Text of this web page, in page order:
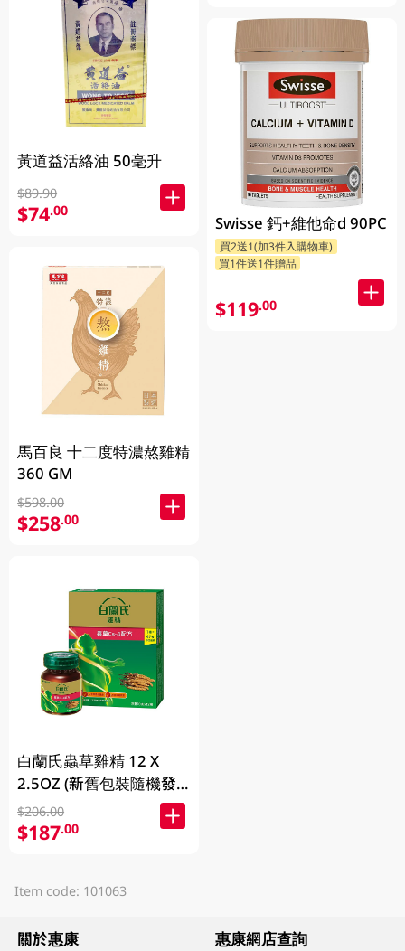
黃道益活絡油 50毫升
$89.90
$74.00
馬百良 十二度特濃熬雞精
360 GM
$598.00
$258.00
白蘭氏蟲草雞精 12 X
2.5OZ (新舊包裝隨機發
放)
$206.00
$187.00
Swisse 鈣+維他命d 90PC
買2送1(加3件入購物車)
買1件送1件贈品
$119.00
Item code: 101063
關於惠康 惠康網店查詢